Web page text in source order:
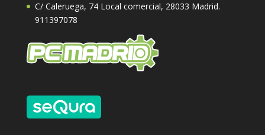
C/ Caleruega, 74 Local comercial, 28033 Madrid.
911397078